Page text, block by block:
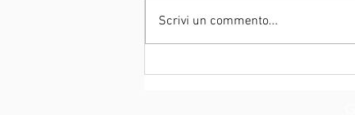
Scrivi un commento...